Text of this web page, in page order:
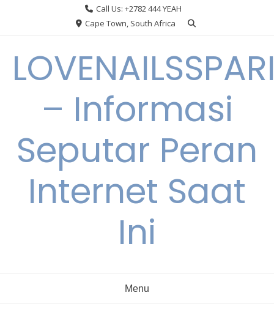
Call Us: +2782 444 YEAH
Cape Town, South Africa
– Informasi
Seputar Peran
Internet Saat
Ini
Menu